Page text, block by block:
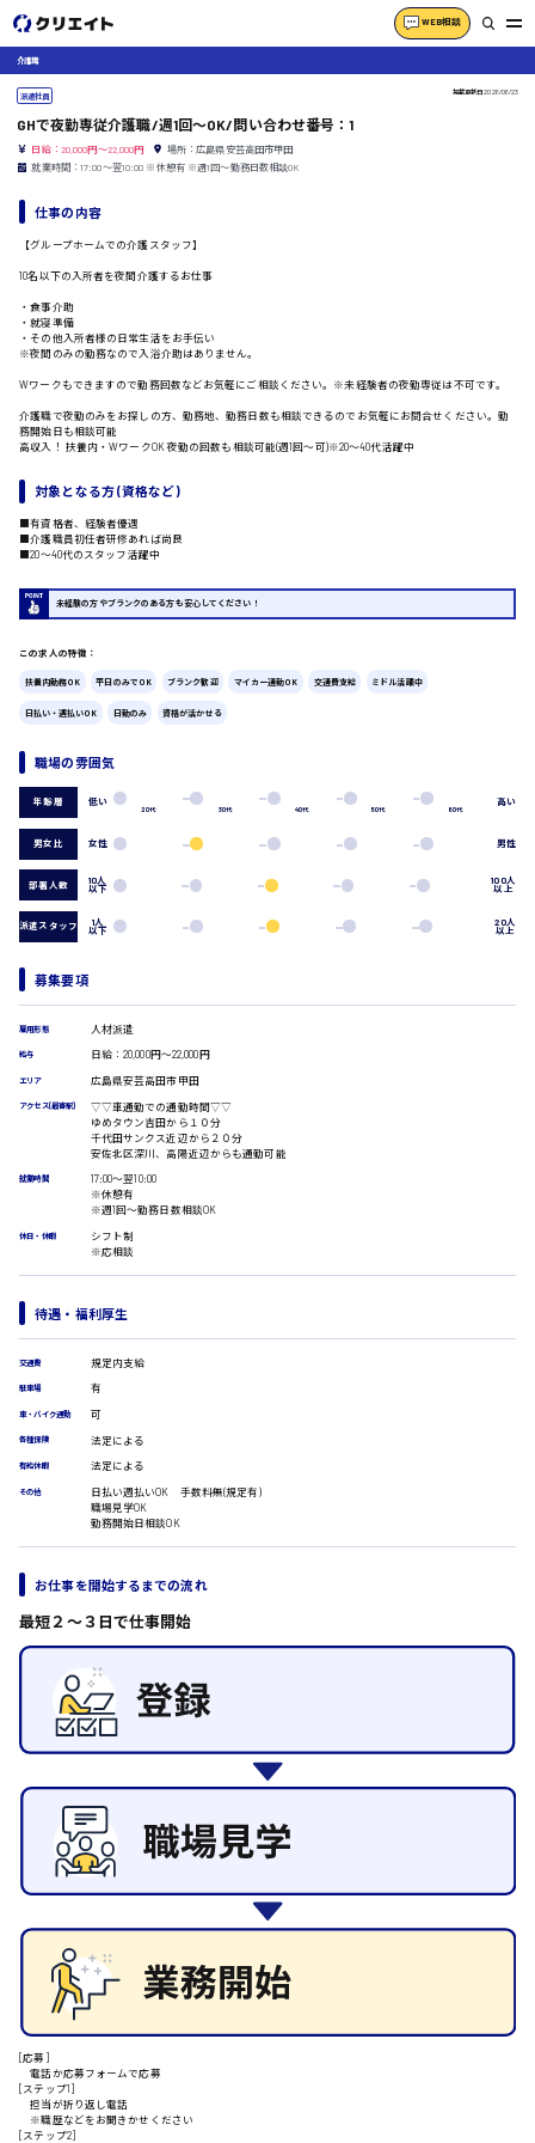
WEB相談
組立、加工
製造オペレーター
検品・包装・箱詰め
フォークリフト
介護職
看護師
オフィスワーク系
データ入力
一般事務
翻訳、通訳
IT・クリエイティブ系
DTPオペレーター
CADオペレーター
校正・編集
カスタマーエンジニア
ルート営業
その他の専門職
施設管理・整備
清掃
施工管理
自動車整備士
広島市西区
広島市佐伯区
広島市安佐北区
広島市安芸区
廿日市市
東広島市
安芸高田市
山県郡
安芸太田町
安芸郡
時給1300円～
時給1400円～
時給制すべて
日給9000円～
日給10000円以上
介護職
派遣社員 掲載更新日2026/06/23
GHで夜勤専従介護職/週1回〜OK/問い合わせ番号：1
日給：20,000円～22,000円
場所：広島県安芸高田市甲田
就業時間：17:00〜翌10:00 ※休憩有 ※週1回〜勤務日数相談OK
仕事の内容
【グループホームでの介護スタッフ】
10名以下の入所者を夜間介護するお仕事
・食事介助
・就寝準備
・その他入所者様の日常生活をお手伝い
※夜間のみの勤務なので入浴介助はありません。
Wワークもできますので勤務回数などお気軽にご相談ください。※未経験者の夜勤専従は不可です。
介護職で夜勤のみをお探しの方、勤務地、勤務日数も相談できるのでお気軽にお問合せください。勤
務開始日も相談可能
高収入！ 扶養内・WワークOK 夜勤の回数も相談可能(週1回〜可)※20〜40代活躍中
対象となる方 (資格など)
■有資格者、経験者優遇
■介護職員初任者研修あれば尚良
■20〜40代のスタッフ活躍中
未経験の方やブランクのある方も安心してください！
この求人の特徴：
扶養内勤務OK 平日のみでOK ブランク歓迎 マイカー通勤OK 交通費支給 ミドル活躍中
日払い・週払いOK 日勤のみ 資格が活かせる
職場の雰囲気
年齢層 低い
20代 30代 40代 50代 60代
高い
男女比 女性 男性
部署人数 10人
以下
100人
以上
派遣スタッフ 1人
以下
20人
以上
募集要項
雇用形態 人材派遣
給与 日給：20,000円～22,000円
エリア 広島県安芸高田市甲田
アクセス(最寄駅)
▽▽車通勤での通勤時間▽▽
ゆめタウン吉田から１０分
千代田サンクス近辺から２０分
安佐北区深川、高陽近辺からも通勤可能
就業時間
17:00〜翌10:00
※休憩有
※週1回〜勤務日数相談OK
休日・休暇
シフト制
※応相談
待遇・福利厚生
交通費 規定内支給
駐車場 有
車・バイク通勤 可
各種保険 法定による
有給休暇 法定による
その他
日払い週払いOK 手数料無(規定有)
職場見学OK
勤務開始日相談OK
お仕事を開始するまでの流れ
最短２〜３日で仕事開始
[応募]
電話か応募フォームで応募
[ステップ1]
担当が折り返し電話
※職歴などをお聞きかせください
[ステップ2]